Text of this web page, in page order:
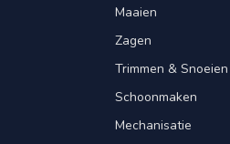
Maaien
Zagen
Trimmen & Snoeien
Schoonmaken
Mechanisatie